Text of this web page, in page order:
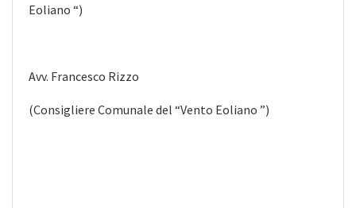
Eoliano “)
Avv. Francesco Rizzo
(Consigliere Comunale del “Vento Eoliano ”)